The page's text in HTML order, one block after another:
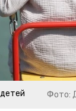
Фото: